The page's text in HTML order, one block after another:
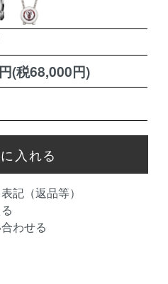
(税68,000円)
記（返品等）
わせる